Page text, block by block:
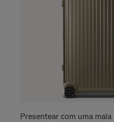
Presentear com uma mala